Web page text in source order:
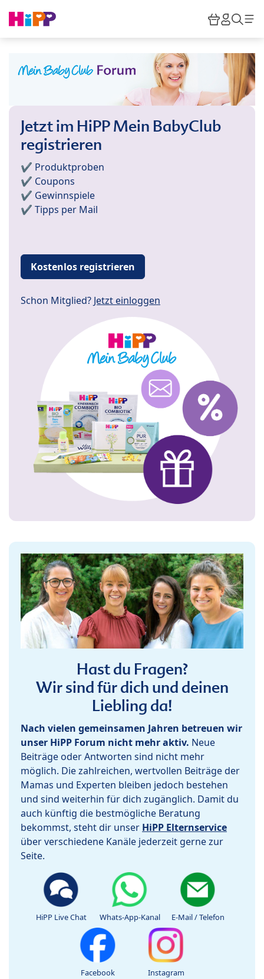
HiPP
Jetzt im HiPP Mein BabyClub
registrieren
✔️ Produktproben
✔️ Coupons
✔️ Gewinnspiele
✔️ Tipps per Mail
Kostenlos registrieren
Schon Mitglied? Jetzt einloggen
Hast du Fragen?
Wir sind für dich und deinen
Liebling da!
Nach vielen gemeinsamen Jahren betreuen wir
unser HiPP Forum nicht mehr aktiv. Neue
Beiträge oder Antworten sind nicht mehr
möglich. Die zahlreichen, wertvollen Beiträge der
Mamas und Experten bleiben jedoch bestehen
und sind weiterhin für dich zugänglich. Damit du
auch künftig die bestmögliche Beratung
bekommst, steht dir unser HiPP Elternservice
über verschiedene Kanäle jederzeit gerne zur
Seite.
HiPP Live Chat Whats-App-Kanal E-Mail / Telefon
Facebook Instagram